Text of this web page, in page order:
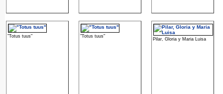
"Totus tuus" "Totus tuus"
Pilar, Gloria y Maria Luisa